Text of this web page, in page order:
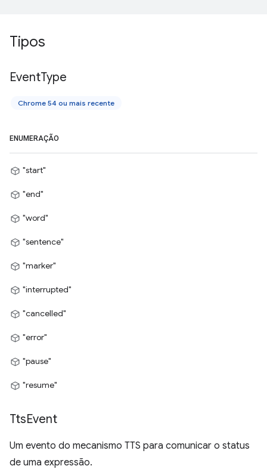
Tipos
EventType
Chrome 54 ou mais recente
ENUMERAÇÃO
"start"
"end"
"word"
"sentence"
"marker"
"interrupted"
"cancelled"
"error"
"pause"
"resume"
TtsEvent
Um evento do mecanismo TTS para comunicar o status
de uma expressão.